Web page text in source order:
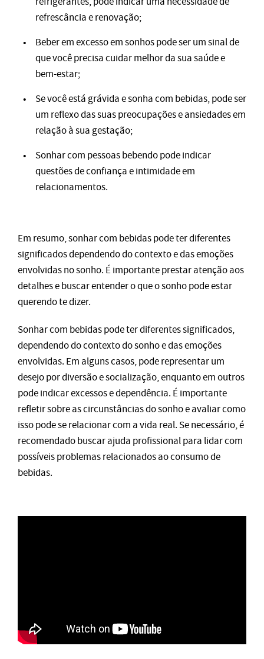
refrescância e renovação;
Beber em excesso em sonhos pode ser um sinal de
que você precisa cuidar melhor da sua saúde e
bem-estar;
Se você está grávida e sonha com bebidas, pode ser
um reflexo das suas preocupações e ansiedades em
relação à sua gestação;
Sonhar com pessoas bebendo pode indicar
questões de confiança e intimidade em
relacionamentos.
Em resumo, sonhar com bebidas pode ter diferentes
significados dependendo do contexto e das emoções
envolvidas no sonho. É importante prestar atenção aos
detalhes e buscar entender o que o sonho pode estar
querendo te dizer.
Sonhar com bebidas pode ter diferentes significados,
dependendo do contexto do sonho e das emoções
envolvidas. Em alguns casos, pode representar um
desejo por diversão e socialização, enquanto em outros
pode indicar excessos e dependência. É importante
refletir sobre as circunstâncias do sonho e avaliar como
isso pode se relacionar com a vida real. Se necessário, é
recomendado buscar ajuda profissional para lidar com
possíveis problemas relacionados ao consumo de
bebidas.